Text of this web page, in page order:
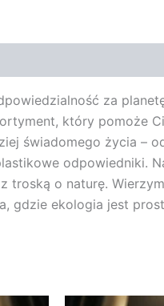
za
który pomoże
świadomego życia –
odpowiedniki.
o naturę.
gdzie ekologia jest